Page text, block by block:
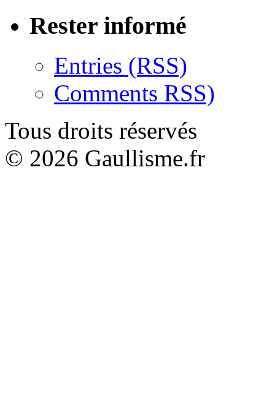
Rester informé
Entries (RSS)
Comments RSS)
Tous droits réservés
© 2026 Gaullisme.fr